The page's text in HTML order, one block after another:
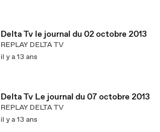
Delta Tv le journal du 02 octobre 2013
REPLAY DELTA TV
il y a 13 ans
Delta Tv Le journal du 07 octobre 2013
REPLAY DELTA TV
il y a 13 ans